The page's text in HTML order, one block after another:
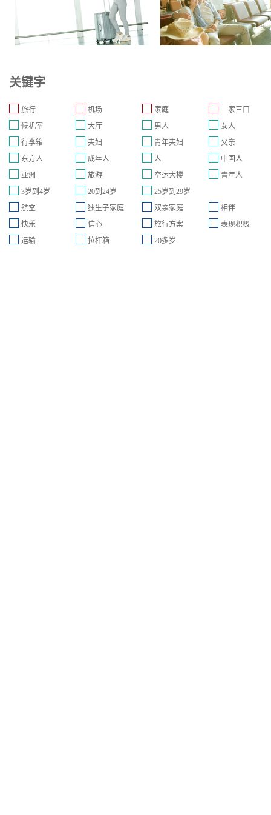
关键字
旅行 机场 家庭
一家三口
候机室
大厅 男人
女人
行李箱
夫妇 青年夫妇
父亲
东方人
成年人 人
中国人
亚洲
旅游 空运大楼
青年人
3岁到4岁
20到24岁
25岁到29岁
航空
独生子家庭 双亲家庭
相伴
快乐
信心 旅行方案
表现积极
运输
拉杆箱 20多岁